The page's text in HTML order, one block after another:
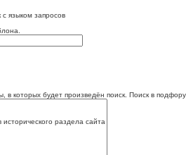
языком запросов
которых будет произведён поиск. Поиск в